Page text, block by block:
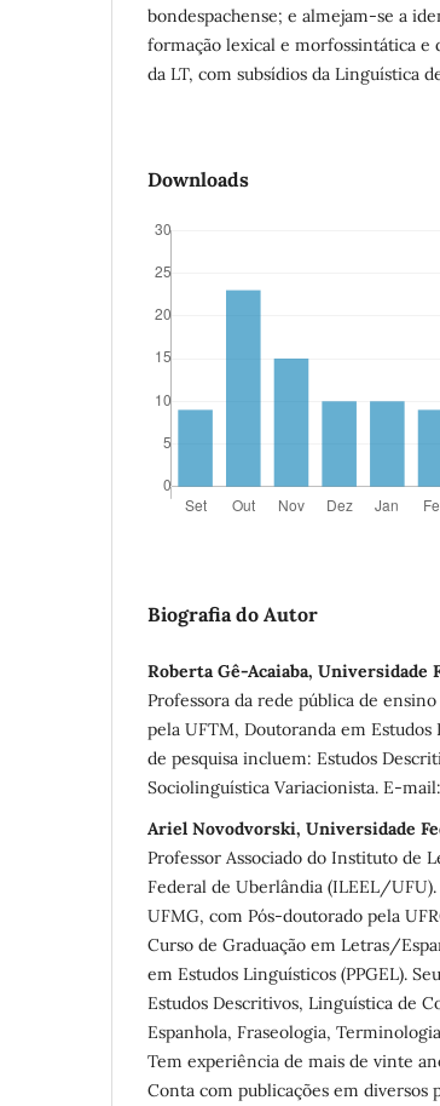
bondespachense; e almejam-se a
formação lexical e morfossintática e
da LT, com subsídios da Linguística
Downloads
Biografia do Autor
Roberta Gê-Acaiaba, Universidade
Professora da rede pública de
pela UFTM, Doutoranda em
de pesquisa incluem: Estudos
Sociolinguística Variacionista. E-
Ariel Novodvorski, Universidade
Professor Associado do Instituto de
Federal de Uberlândia (ILEEL/
UFMG, com Pós-doutorado pela
Curso de Graduação em Letras/
em Estudos Linguísticos (PPGEL).
Estudos Descritivos, Linguística de
Espanhola, Fraseologia,
Tem experiência de mais de vinte
Conta com publicações em diversos